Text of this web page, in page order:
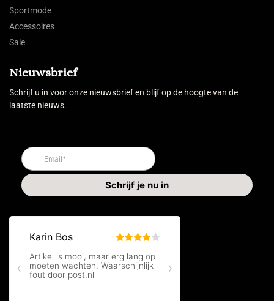
Sportmode
Accessoires
Sale
Nieuwsbrief
Schrijf u in voor onze nieuwsbrief en blijf op de hoogte van de
laatste nieuws.